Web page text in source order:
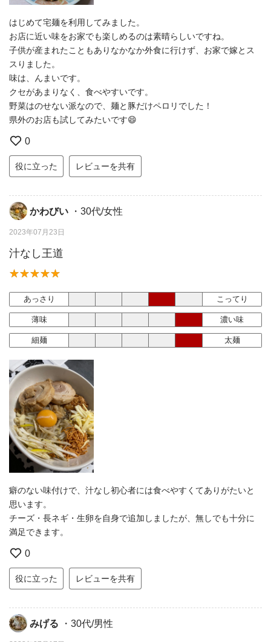
はじめて宅麺を利用してみました。
お店に近い味をお家でも楽しめるのは素晴らしいですね。
子供が産まれたこともありなかなか外食に行けず、お家で嫁とス
スりました。
味は、んまいです。
クセがあまりなく、食べやすいです。
野菜はのせない派なので、麺と豚だけペロリでした！
県外のお店も試してみたいです😄
0
役に立った レビューを共有
かわびい ・30代/女性
2023年07月23日
汁なし王道
あっさり こってり
薄味 濃い味
細麺 太麺
癖のない味付けで、汁なし初心者には食べやすくてありがたいと
思います。
チーズ・長ネギ・生卵を自身で追加しましたが、無しでも十分に
満足できます。
0
役に立った レビューを共有
みげる ・30代/男性